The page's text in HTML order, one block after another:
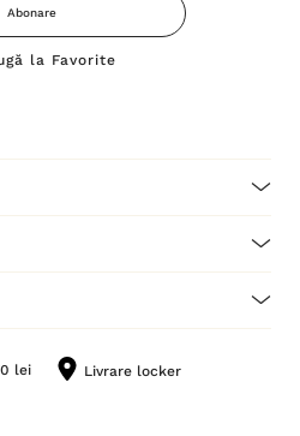
Abonare
la Favorite
lei Livrare locker